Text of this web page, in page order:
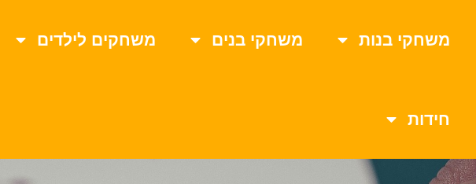
משחקי בנות משחקי בנים משחקים לילדים
חידות